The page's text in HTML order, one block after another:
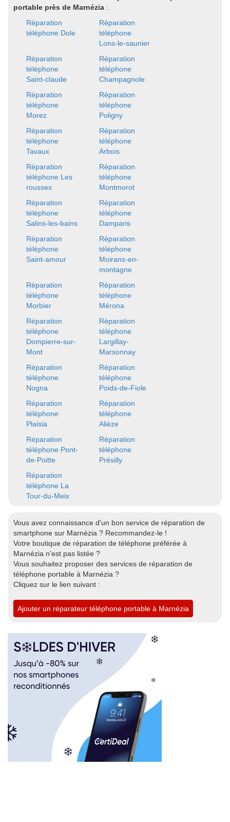
portable près de Marnézia :
Réparation
téléphone Dole
Réparation
téléphone
Lons-le-saunier
Réparation
téléphone
Saint-claude
Réparation
téléphone
Champagnole
Réparation
téléphone
Morez
Réparation
téléphone
Poligny
Réparation
téléphone
Tavaux
Réparation
téléphone
Arbois
Réparation
téléphone Les
rousses
Réparation
téléphone
Montmorot
Réparation
téléphone
Salins-les-bains
Réparation
téléphone
Damparis
Réparation
téléphone
Saint-amour
Réparation
téléphone
Moirans-en-
montagne
Réparation
téléphone
Morbier
Réparation
téléphone
Mérona
Réparation
téléphone
Dompierre-sur-
Mont
Réparation
téléphone
Largillay-
Marsonnay
Réparation
téléphone
Nogna
Réparation
téléphone
Poids-de-Fiole
Réparation
téléphone
Plaisia
Réparation
téléphone
Alièze
Réparation
téléphone Pont-
de-Poitte
Réparation
téléphone
Présilly
Réparation
téléphone La
Tour-du-Meix
Vous avez connaissance d'un bon service de réparation de
smartphone sur Marnézia ? Recommandez-le !
Votre boutique de réparation de téléphone préférée à
Marnézia n'est pas listée ?
Vous souhaitez proposer des services de réparation de
téléphone portable à Marnézia ?
Cliquez sur le lien suivant :
Ajouter un réparateur téléphone portable à Marnézia